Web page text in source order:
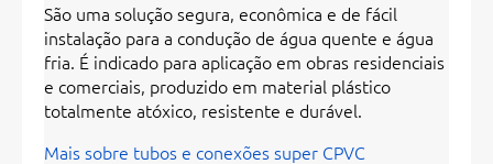
São uma solução segura, econômica e de fácil
instalação para a condução de água quente e água
fria. É indicado para aplicação em obras residenciais
e comerciais, produzido em material plástico
totalmente atóxico, resistente e durável.
Mais sobre tubos e conexões super CPVC